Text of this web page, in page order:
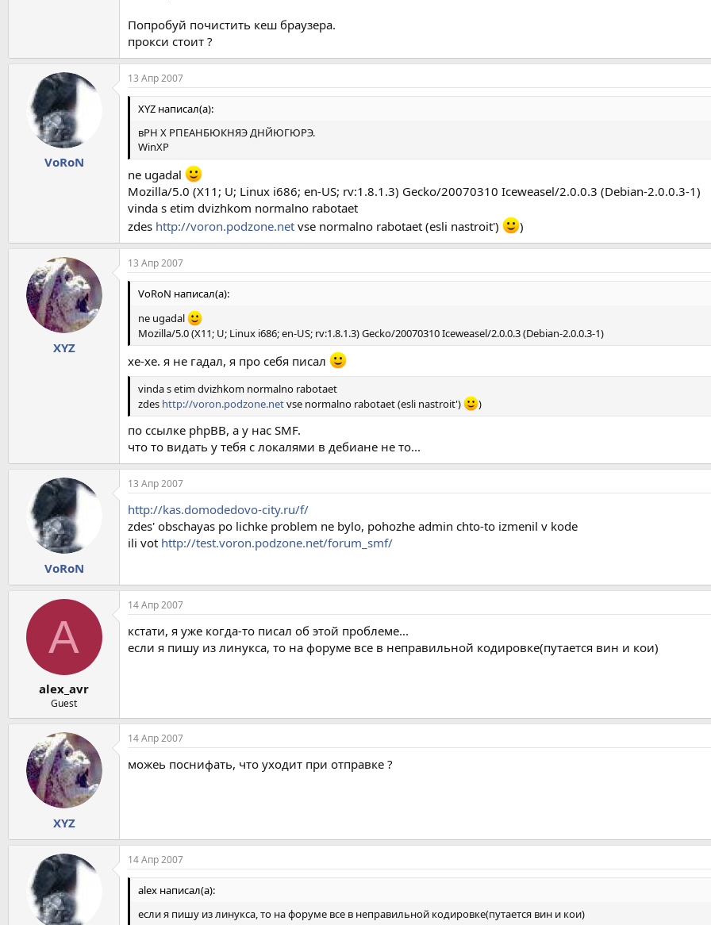
Попробуй почистить кеш браузера.
прокси стоит ?
VoRoN
13 Апр 2007
XYZ написал(а):
вРН Х РПЕАНБЮКНЯЭ ДНЙЮГЮРЭ.
WinXP
ne ugadal
Mozilla/5.0 (X11; U; Linux i686; en-US; rv:1.8.1.3) Gecko/20070310 Iceweasel/2.0.0.3 (Debian-2.0.0.3-1)
vinda s etim dvizhkom normalno rabotaet
zdes http://voron.podzone.net vse normalno rabotaet (esli nastroit') )
XYZ
13 Апр 2007
VоRoN написал(а):
ne ugadal
Mozilla/5.0 (X11; U; Linux i686; en-US; rv:1.8.1.3) Gecko/20070310 Iceweasel/2.0.0.3 (Debian-2.0.0.3-1)
хе-хе. я не гадал, я про себя писал
vinda s etim dvizhkom normalno rabotaet
zdes http://voron.podzone.netvse normalno rabotaet (esli nastroit') )
по ссылке phpBB, а у нас SMF.
что то видать у тебя с локалями в дебиане не то...
VoRoN
13 Апр 2007
http://kas.domodedovo-city.ru/f/
zdes' obschayas po lichke problem ne bylo, pohozhe admin chto-to izmenil v kode
ili vot http://test.voron.podzone.net/forum_smf/
A
alex_avr
Guest
14 Апр 2007
кстати, я уже когда-то писал об этой проблеме...
если я пишу из линукса, то на форуме все в неправильной кодировке(путается вин и кои)
XYZ
14 Апр 2007
можеь поснифать, что уходит при отправке ?
14 Апр 2007
alex написал(а):
если я пишу из линукса, то на форуме все в неправильной кодировке(путается вин и кои)